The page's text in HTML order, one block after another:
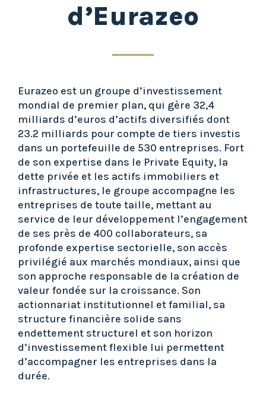
d’Eurazeo
Eurazeo est un groupe d’investissement
mondial de premier plan, qui gère 32,4
milliards d’euros d’actifs diversifiés dont
23.2 milliards pour compte de tiers investis
dans un portefeuille de 530 entreprises. Fort
de son expertise dans le Private Equity, la
dette privée et les actifs immobiliers et
infrastructures, le groupe accompagne les
entreprises de toute taille, mettant au
service de leur développement l’engagement
de ses près de 400 collaborateurs, sa
profonde expertise sectorielle, son accès
privilégié aux marchés mondiaux, ainsi que
son approche responsable de la création de
valeur fondée sur la croissance. Son
actionnariat institutionnel et familial, sa
structure financière solide sans
endettement structurel et son horizon
d’investissement flexible lui permettent
d’accompagner les entreprises dans la
durée.